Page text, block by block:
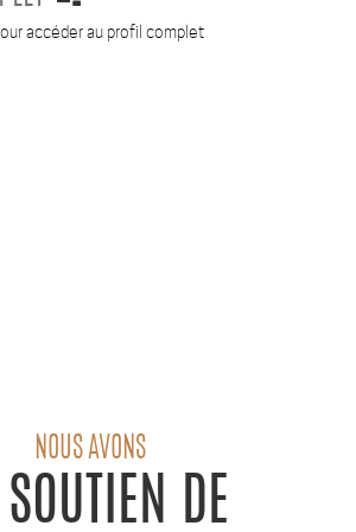
accéder au profil complet
NOUS AVONS
SOUTIEN DE